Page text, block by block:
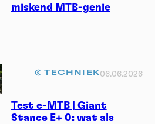
miskend MTB-genie
Test e-MTB | Giant
Stance E+ 0: wat als
TECHNIEK06.06.2026